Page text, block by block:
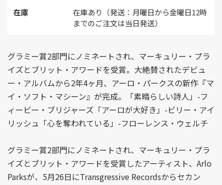
在庫
在庫あり（発送：月曜日から金曜日12時
までのご注文は当日発送）
グラミー賞2部門にノミネートされ、マーキュリー・プラ
イズとブリット・アワードを受賞。大絶賛されたデビュ
ー・アルバムから2年4ヶ月、アーロ・パークスの新作『マ
イ・ソフト・マシーン』が完成。「素晴らしい詩人」-フ
ィービー・ブリジャーズ「アーロが大好き」-ビリー・アイ
リッシュ「心を奪われている」-フローレンス・ウェルチ
グラミー賞2部門にノミネートされ、マーキュリー・プラ
イズとブリット・アワードを受賞したアーティスト、Arlo
Parksが、5月26日にTransgressive Recordsからセカン